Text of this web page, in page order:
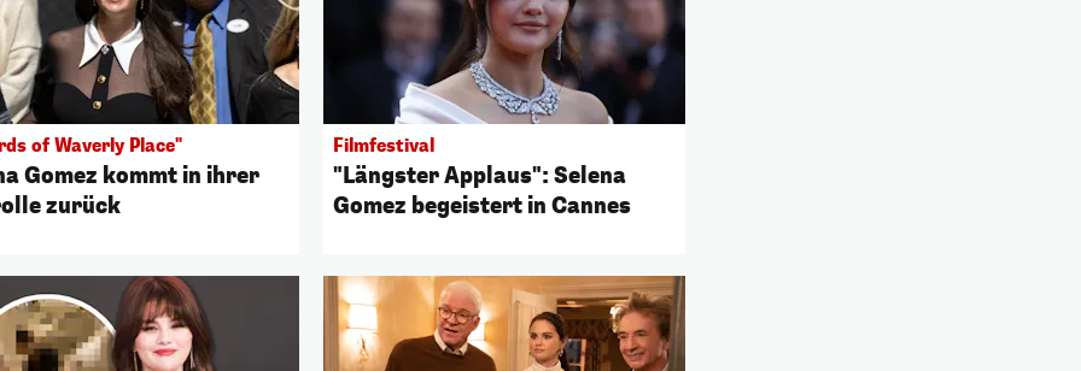
of Waverly Place"
Gomez kommt in ihrer
zurück
Filmfestival
"Längster Applaus": Selena
Gomez begeistert in Cannes